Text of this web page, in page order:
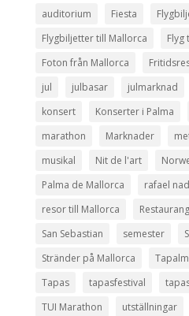
auditorium Fiesta
Flygbiljetter till Mallorca
Flyg
Foton från Mallorca
jul
julbasar julmarknad
konsert
Konserter i Palma
marathon
Marknader
musikal
Nit de l'art
Palma de Mallorca
rafael
resor till Mallorca
San Sebastian
semester
Stränder på Mallorca
Tapas
tapasfestival
TUI Marathon
utställningar